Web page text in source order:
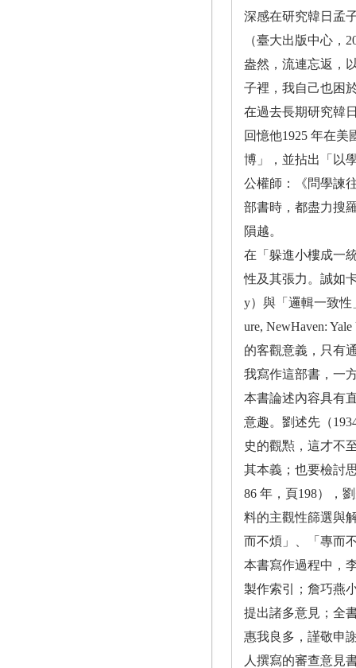
深感在研究韓日孟
（臺大出版中心，
盎然，流連忘返，
子裡，我自己也困
在過去長期研究韓
回憶他1925 年在
博」，並拈出「以
公權師：《問學諫
部書時，都盡力搜
隕越。
在「躲進小樓成一
性及其張力。誠如
y）與「邏輯一致性
ure, NewHaven:
的客觀意義，只有
我寫作這部書，一
本書論述內容具有
意趣。劉述先（
史的觀㸃，這才不
其本義；也要檢討
86 年，頁198），
料的主觀性篩選與
而不煩」、「專而
本書寫作過程中，
製作索引；詹巧燕
提出諸多意見；全
惠我良多，謹敬申
人撰寫的審查意見